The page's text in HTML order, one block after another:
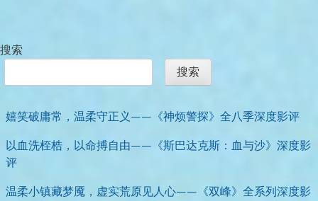
搜索
搜索
嬉笑破庸常，温柔守正义——《神烦警探》全八季深度影评
以血洗桎梏，以命搏自由——《斯巴达克斯：血与沙》深度影
评
温柔小镇藏梦魇，虚实荒原见人心——《双峰》全系列深度影